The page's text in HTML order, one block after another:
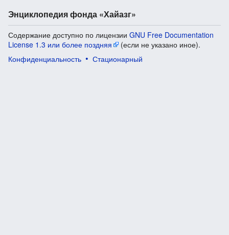
Энциклопедия фонда «Хайазг»
Содержание доступно по лицензии GNU Free Documentation
License 1.3 или более поздняя
(если не указано иное).
Конфиденциальность
Стационарный